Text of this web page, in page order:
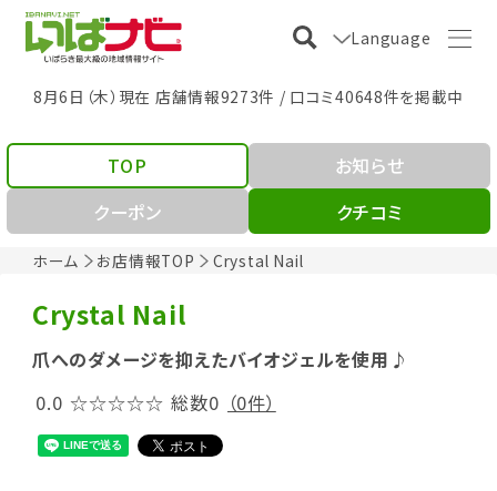
Language
8月6日（木）現在 店舗情報9273件 / 口コミ40648件を掲載中
ホーム お店情報TOP Crystal Nail
TOP
お知らせ
クーポン
クチコミ
Crystal Nail
爪へのダメージを抑えたバイオジェルを使用♪
0.0 ☆☆☆☆☆ 総数0 （0件）